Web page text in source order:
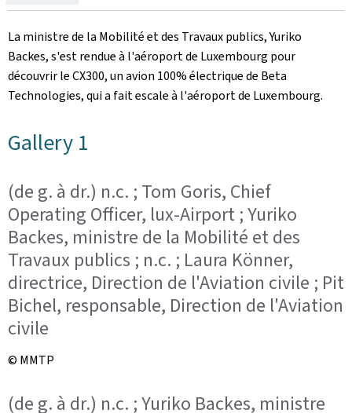
le
La ministre de la Mobilité et des Travaux publics, Yuriko
Backes, s'est rendue à l'aéroport de Luxembourg pour
découvrir le CX300, un avion 100% électrique de Beta
Technologies, qui a fait escale à l'aéroport de Luxembourg.
Gallery 1
(de g. à dr.) n.c. ; Tom Goris, Chief
Operating Officer, lux-Airport ; Yuriko
Backes, ministre de la Mobilité et des
Travaux publics ; n.c. ; Laura Könner,
directrice, Direction de l'Aviation civile ; Pit
Bichel, responsable, Direction de l'Aviation
civile
© MMTP
(de g. à dr.) n.c. ; Yuriko Backes, ministre